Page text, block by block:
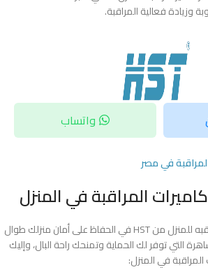
وزيادة فعالية المراقبة.
واتساب
في مصر
المراقبة في المنزل
تساعدك افضل كاميرات مراقبه للمنزل من HST في الحفاظ على أمان منزلك طوال
التي توفر لك الحماية وتمنحك راحة البال، وإليك
في المنزل: